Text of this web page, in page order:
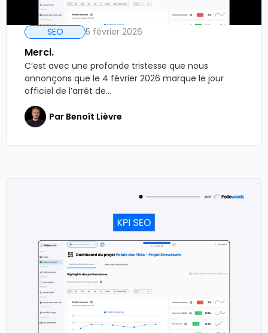
SEO 5 février 2026
Merci.
C’est avec une profonde tristesse que nous
annonçons que le 4 février 2026 marque le jour
officiel de l’arrêt de...
Par Benoît Lièvre